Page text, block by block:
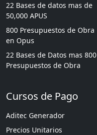
22 Bases de datos mas de
50,000 APUS
800 Presupuestos de Obra
en Opus
22 Bases de Datos mas 800
Presupuestos de Obra
Cursos de Pago
Aditec Generador
Precios Unitarios